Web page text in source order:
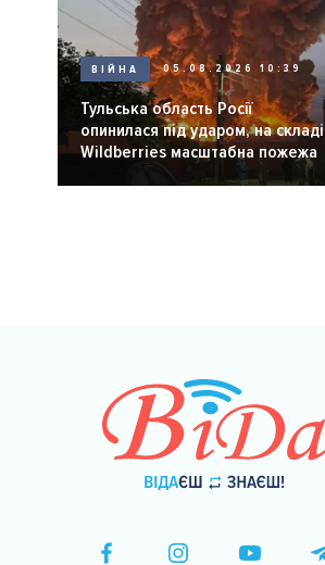
ВІЙНА 05.08.2026 10:39
Тульська область Росії
опинилася під ударом, на складі
Wildberries масштабна пожежа